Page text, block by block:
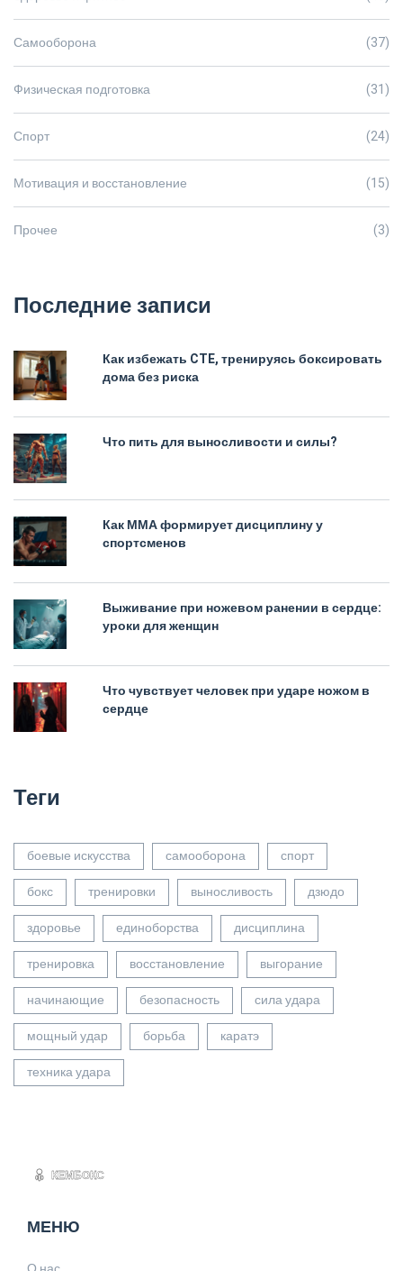
Самооборона (37)
Физическая подготовка (31)
Спорт (24)
Мотивация и восстановление (15)
Прочее (3)
Последние записи
Как избежать CTE, тренируясь боксировать
дома без риска
Что пить для выносливости и силы?
Как ММА формирует дисциплину у
спортсменов
Выживание при ножевом ранении в сердце:
уроки для женщин
Что чувствует человек при ударе ножом в
сердце
Теги
боевые искусства самооборона
спорт
бокс
тренировки выносливость
дзюдо
здоровье
единоборства
дисциплина
тренировка
восстановление
выгорание
начинающие
безопасность
сила удара
мощный удар
борьба
каратэ
техника удара
МЕНЮ